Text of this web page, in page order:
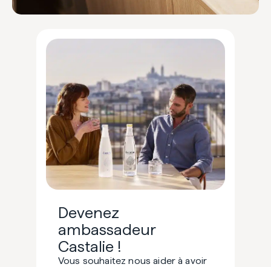
Devenez
ambassadeur
Castalie !
Vous souhaitez nous aider à avoir